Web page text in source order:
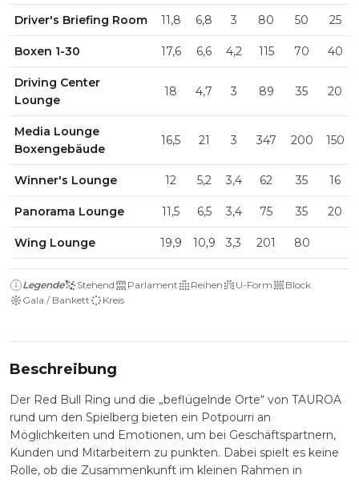
Driver's Briefing Room 11,8 6,8 3 80 50 25
Boxen 1-30 17,6 6,6 4,2 115 70 40
Driving Center
Lounge
18 4,7 3 89 35 20
Media Lounge
Boxengebäude
16,5 21 3 347 200 150
Winner's Lounge 12 5,2 3,4 62 35 16
Panorama Lounge 11,5 6,5 3,4 75 35 20
Wing Lounge 19,9 10,9 3,3 201 80
Legende Stehend Parlament Reihen U-Form
Block
Gala / Bankett
Kreis
Beschreibung
Der Red Bull Ring und die „beflügelnde Orte“ von TAUROA
rund um den Spielberg bieten ein Potpourri an
Möglichkeiten und Emotionen, um bei Geschäftspartnern,
Kunden und Mitarbeitern zu punkten. Dabei spielt es keine
Rolle, ob die Zusammenkunft im kleinen Rahmen in